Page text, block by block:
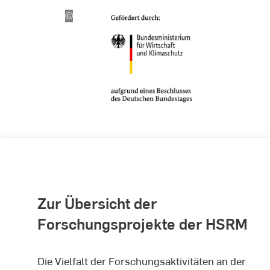
©
Bundesministerium
Wirtschaft
Zur Übersicht der
Forschungsprojekte der HSRM
Die Vielfalt der Forschungsaktivitäten an der